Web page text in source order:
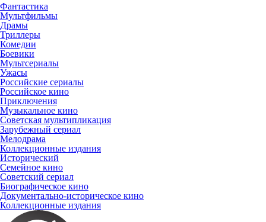
Фантастика
Мультфильмы
Драмы
Триллеры
Комедии
Боевики
Мультсериалы
Ужасы
Российские сериалы
Российское кино
Приключения
Музыкальное кино
Советская мультипликация
Зарубежный сериал
Мелодрама
Коллекционные издания
Исторический
Семейное кино
Советский сериал
Биографическое кино
Документально-историческое кино
Коллекционные издания